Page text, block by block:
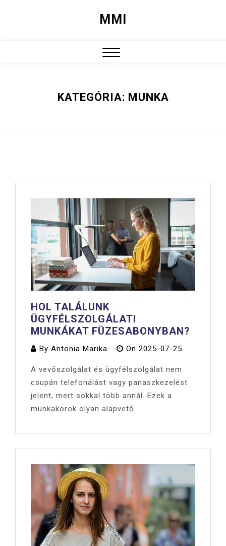
MMI
KATEGÓRIA: MUNKA
HOL TALÁLUNK
ÜGYFÉLSZOLGÁLATI
MUNKÁKAT FÜZESABONYBAN?
By Antonia Marika On 2025-07-25
A vevőszolgálat és ügyfélszolgálat nem
csupán telefonálást vagy panaszkezelést
jelent, mert sokkal több annál. Ezek a
munkakörök olyan alapvető.